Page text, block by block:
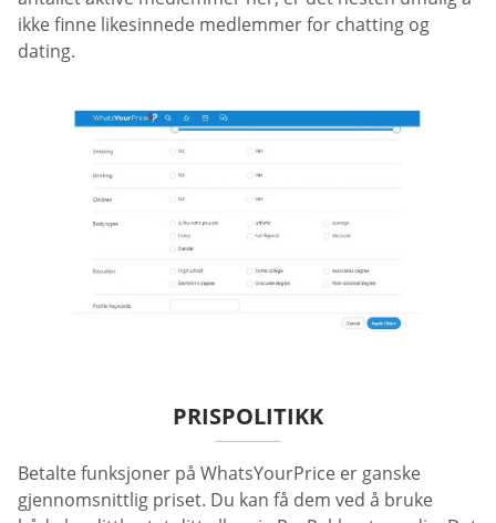
ikke finne likesinnede medlemmer for chatting og
dating.
PRISPOLITIKK
Betalte funksjoner på WhatsYourPrice er ganske
gjennomsnittlig priset. Du kan få dem ved å bruke